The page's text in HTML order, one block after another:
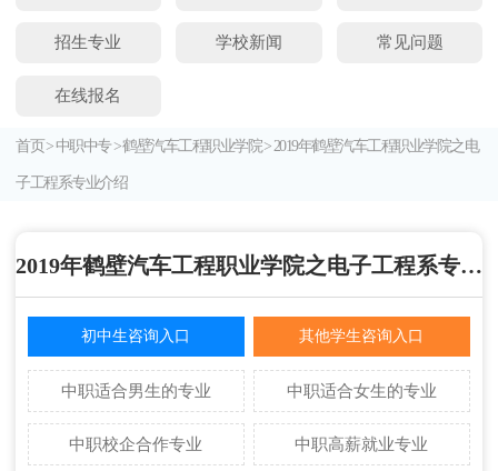
招生专业 学校新闻 常见问题
在线报名
首页 >中职中专 >鹤壁汽车工程职业学院 >2019年鹤壁汽车工程职业学院之电
子工程系专业介绍
2019年鹤壁汽车工程职业学院之电子工程系专业介绍
初中生咨询入口 其他学生咨询入口
中职适合男生的专业 中职适合女生的专业
中职校企合作专业 中职高薪就业专业